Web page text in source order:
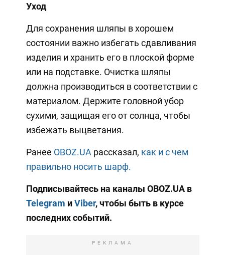
Уход
Для сохранения шляпы в хорошем
состоянии важно избегать сдавливания
изделия и хранить его в плоской форме
или на подставке. Очистка шляпы
должна производиться в соответствии с
материалом. Держите головной убор
сухими, защищая его от солнца, чтобы
избежать выцветания.
Ранее OBOZ.UA рассказал, как и с чем
правильно носить шарф.
Подписывайтесь на каналы OBOZ.UA в
Telegram и Viber, чтобы быть в курсе
последних событий.
РЕКЛАМА